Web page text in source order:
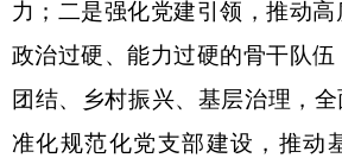
力；二是强化党建引领，推动
政治过硬、能力过硬的骨干队
团结、乡村振兴、基层治理，
准化规范化党支部建设，推动